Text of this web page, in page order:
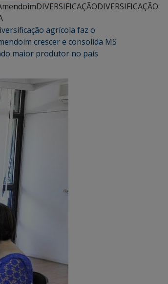
DIVERSIFICAÇÃODIVERSIFICAÇÃO
agrícola faz o
crescer e consolida MS
maior produtor no país